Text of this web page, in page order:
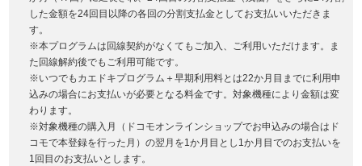
した金額を24回目以降の各回の分割支払金としてお支払いいただきま
す。
※本プログラムは回線契約がなくてもご加入、ご利用いただけます。ま
た回線解約後でもご利用可能です。
※いつでもカエドキプログラム＋早期利用料とは22か月目までに利用申
込みの場合にお支払いが必要となる料金です。対象機種により金額は変
わります。
※対象機種の購入月（ドコモオンラインショップでお申込みの場合はド
コモで本登録を行った月）の翌月を1か月目とし1か月目でのお支払いを
1回目のお支払いとします。